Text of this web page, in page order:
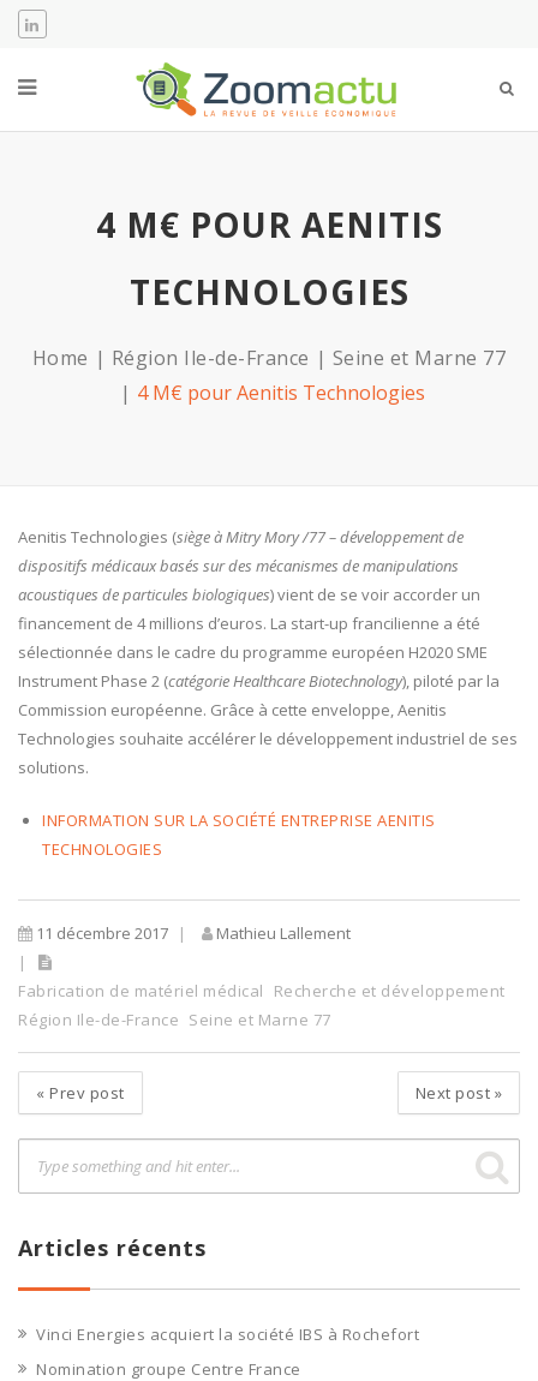
4 M€ POUR AENITIS
TECHNOLOGIES
Home Région Ile-de-France
Seine et Marne 77
4 M€ pour Aenitis Technologies
Aenitis Technologies (siège à Mitry Mory /77 – développement de
dispositifs médicaux basés sur des mécanismes de manipulations
acoustiques de particules biologiques) vient de se voir accorder un
financement de 4 millions d’euros. La start-up francilienne a été
sélectionnée dans le cadre du programme européen H2020 SME
Instrument Phase 2 (catégorie Healthcare Biotechnology), piloté par la
Commission européenne. Grâce à cette enveloppe, Aenitis
Technologies souhaite accélérer le développement industriel de ses
solutions.
INFORMATION SUR LA SOCIÉTÉ ENTREPRISE AENITIS
TECHNOLOGIES
11 décembre 2017 Mathieu Lallement
Fabrication de matériel médical
Recherche et développement
Région Ile-de-France Seine et Marne 77
« Prev post Next post »
Articles récents
Vinci Energies acquiert la société IBS à Rochefort
Nomination groupe Centre France